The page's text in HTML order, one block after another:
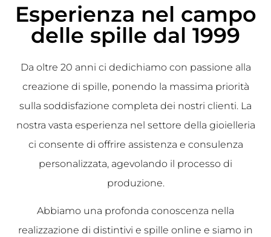
Esperienza nel campo
delle spille dal 1999
Da oltre 20 anni ci dedichiamo con passione alla
creazione di spille, ponendo la massima priorità
sulla soddisfazione completa dei nostri clienti. La
nostra vasta esperienza nel settore della gioielleria
ci consente di offrire assistenza e consulenza
personalizzata, agevolando il processo di
produzione.
Abbiamo una profonda conoscenza nella
realizzazione di distintivi e spille online e siamo in